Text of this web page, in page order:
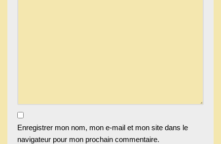
Enregistrer mon nom, mon e-mail et mon site dans le
navigateur pour mon prochain commentaire.